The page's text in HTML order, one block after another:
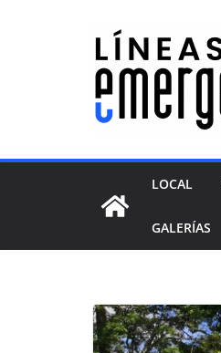
LOCAL
GALERÍAS